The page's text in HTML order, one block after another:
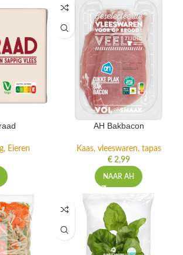
Eieren
AH Bakbacon
Kaas, vleeswaren, tapas
€2,99
NAAR AH